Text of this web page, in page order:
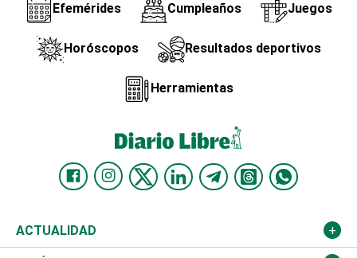
Efemérides Cumpleaños Juegos
Horóscopos Resultados deportivos
Herramientas
ACTUALIDAD